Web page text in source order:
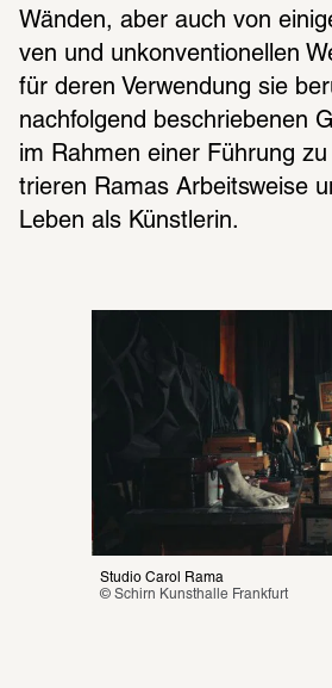
Wänden, aber auch von
ven und unkon­ven­tio­nel­len
für deren Verwen­dung sie
nach­fol­gend beschrie­be­nen
im Rahmen einer Führung
trie­ren Ramas Arbeits­weise
Leben als Künst­le­rin.
Studio Carol Rama
© Schirn Kunsthalle Frankfurt